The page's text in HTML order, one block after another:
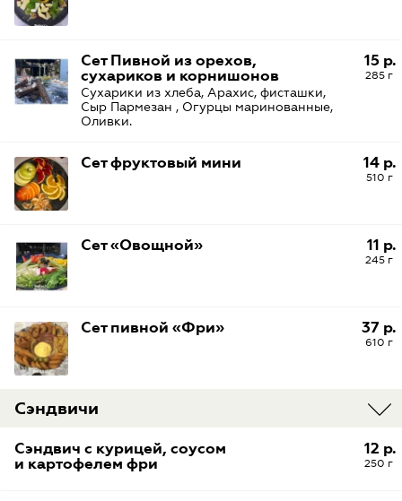
15 р.
285 г
Сет Пивной из орехов,
сухариков и корнишонов
Сухарики из хлеба, Арахис, фисташки,
Сыр Пармезан , Огурцы маринованные,
Оливки.
14 р.
510 г
Сет фруктовый мини
11 р.
245 г
Сет «Овощной»
37 р.
610 г
Сет пивной «Фри»
Сэндвичи
12 р.
250 г
Сэндвич с курицей, соусом
и картофелем фри